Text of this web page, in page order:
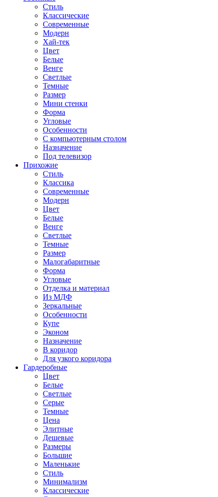
Стиль
Классические
Современные
Модерн
Хай-тек
Цвет
Белые
Венге
Светлые
Темные
Размер
Мини стенки
Форма
Угловые
Особенности
С компьютерным столом
Назначение
Под телевизор
Прихожие
Стиль
Классика
Современные
Модерн
Цвет
Белые
Венге
Светлые
Темные
Размер
Малогабаритные
Форма
Угловые
Отделка и материал
Из МДФ
Зеркальные
Особенности
Купе
Эконом
Назначение
В коридор
Для узкого коридора
Гардеробные
Цвет
Белые
Светлые
Серые
Темные
Цена
Элитные
Дешевые
Размеры
Большие
Маленькие
Стиль
Минимализм
Классические